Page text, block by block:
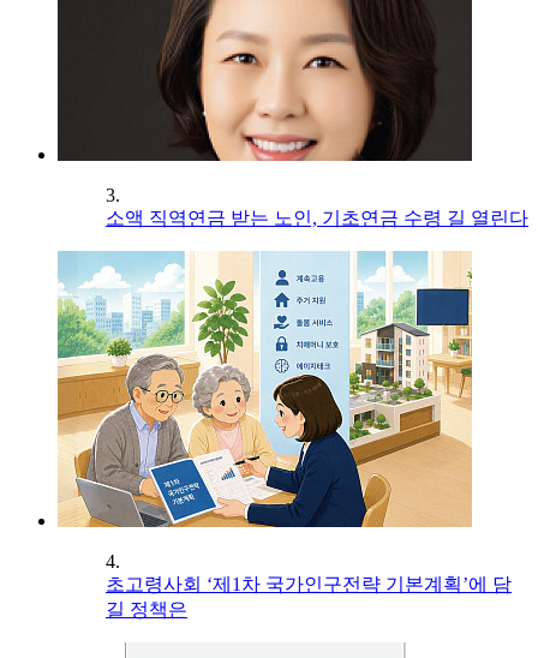
3.
소액 직역연금 받는 노인, 기초연금 수령 길 열린다
4.
초고령사회 ‘제1차 국가인구전략 기본계획’에 담
길 정책은